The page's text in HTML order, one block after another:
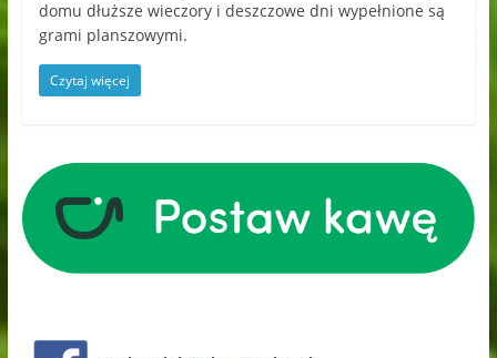
domu dłuższe wieczory i deszczowe dni wypełnione są
grami planszowymi.
Czytaj więcej